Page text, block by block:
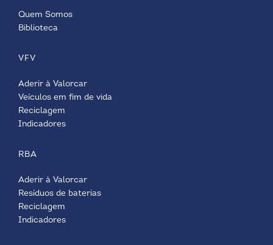
Quem Somos
Biblioteca
VFV
Aderir à Valorcar
Veículos em fim de vida
Reciclagem
Indicadores
RBA
Aderir à Valorcar
Resíduos de baterias
Reciclagem
Indicadores